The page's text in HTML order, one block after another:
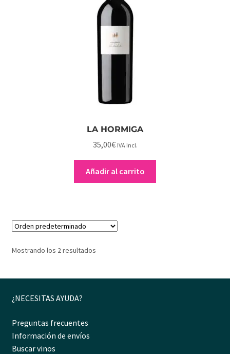
LA HORMIGA
35,00€ IVA Incl.
Añadir al carrito
Mostrando los 2 resultados
¿NECESITAS AYUDA?
Preguntas frecuentes
Información de envíos
Buscar vinos